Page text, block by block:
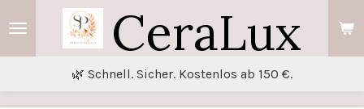
Hauptinhalt
CeraLux
🌿 Schnell. Sicher. Kostenlos ab 150 €.